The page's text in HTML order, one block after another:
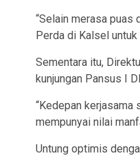
“Selain merasa puas
Perda di Kalsel
Sementara itu,
kunjungan Pansus I
“Kedepan
mempunyai nilai
Untung optimis